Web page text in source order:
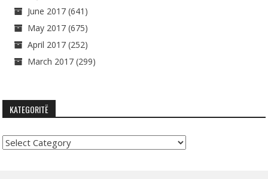
June 2017 (641)
May 2017 (675)
April 2017 (252)
March 2017 (299)
KATEGORITË
Kategoritë